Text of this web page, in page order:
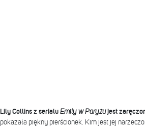
Lily Collins z serialu Emily w Paryżujest
pokazała piękny pierścionek. Kim jest jej